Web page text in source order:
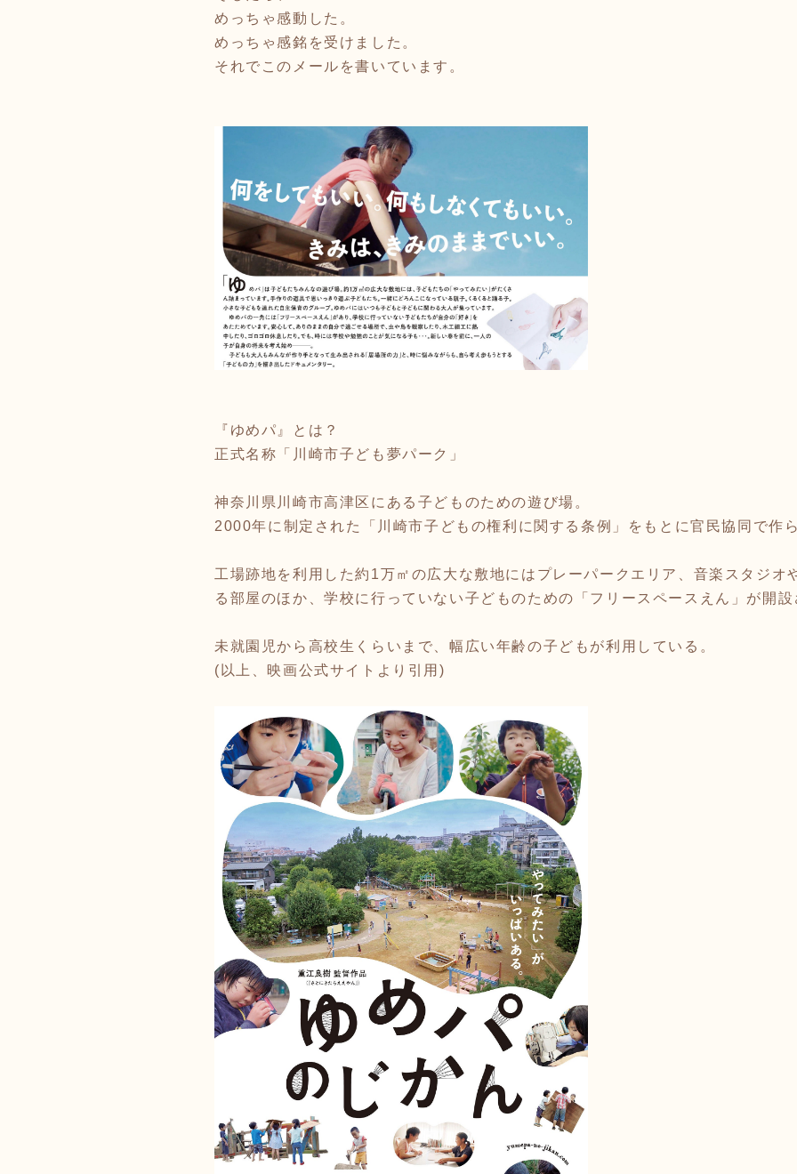
めっちゃ感動した。
めっちゃ感銘を受けました。
それでこのメールを書いています。
『ゆめパ』とは？
正式名称「川崎市子ども夢パーク」
神奈川県川崎市高津区にある子どものための遊び場。
2000年に制定された「川崎市子どもの権利に関する条例」をもとに官民協同で作
工場跡地を利用した約1万㎡の広大な敷地にはプレーパークエリア、音楽スタジオ
る部屋のほか、学校に行っていない子どものための「フリースペースえん」が開
未就園児から高校生くらいまで、幅広い年齢の子どもが利用している。⁡
(以上、映画公式サイトより引用)